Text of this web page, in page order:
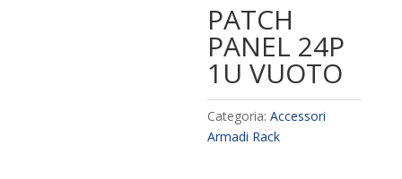
PATCH
PANEL 24P
1U VUOTO
Categoria:Accessori
Armadi Rack